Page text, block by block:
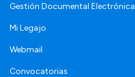
Gestión Documental Electrónica
Mi Legajo
Webmail
Convocatorias